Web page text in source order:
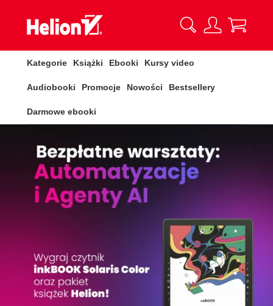
Kategorie Książki Ebooki Kursy video
Audiobooki Promocje Nowości Bestsellery
Darmowe ebooki